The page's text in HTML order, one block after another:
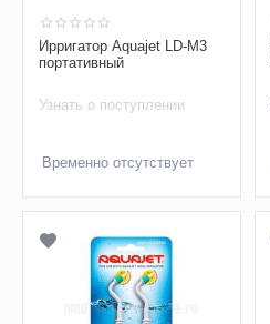
Ирригатор Aquajet LD-M3
портативный
Узнать о поступлении
Временно отсутствует